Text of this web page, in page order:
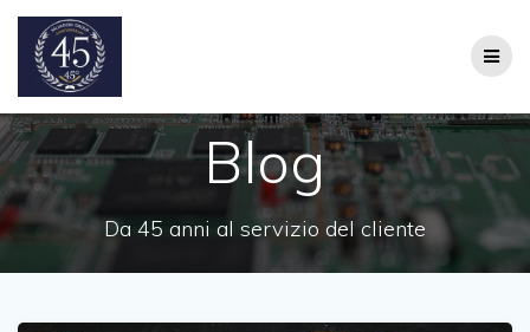
Blog
Da 45 anni al servizio del cliente